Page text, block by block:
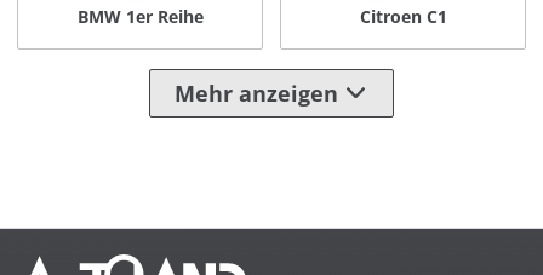
BMW 1er Reihe Citroen C1
Mehr anzeigen